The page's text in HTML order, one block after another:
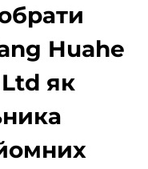
Huahe
як